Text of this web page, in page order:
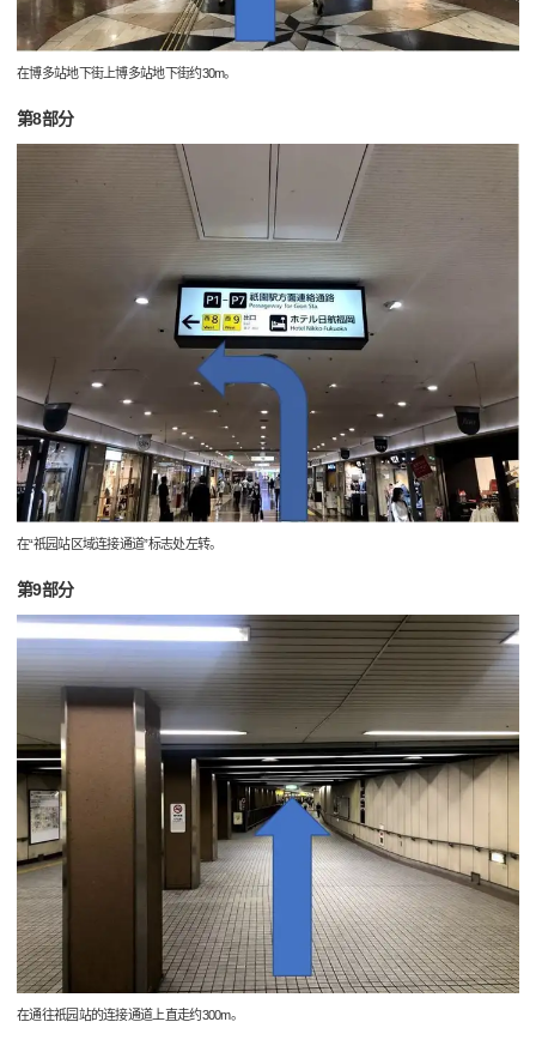
在博多站地下街上博多站地下街约30m。
第8部分
在“祇园站区域连接通道”标志处左转。
第9部分
在通往祇园站的连接通道上直走约300m。